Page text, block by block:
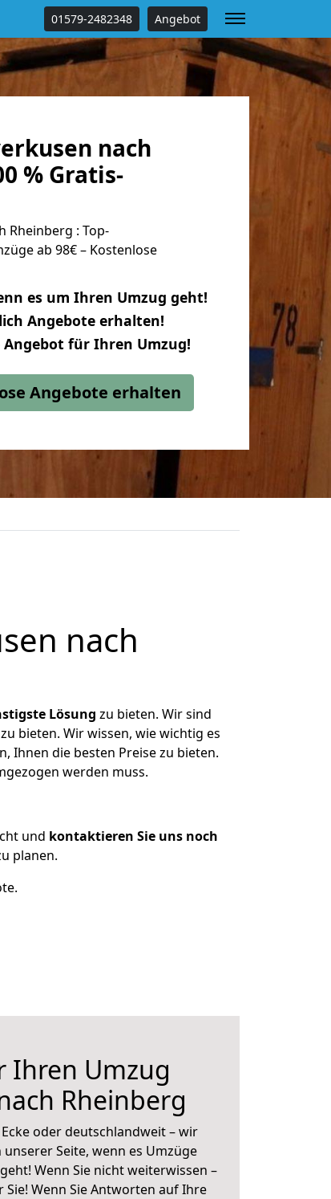
01579-2482348 Angebot
nach
% Gratis-
Rheinberg : Top-
ab 98€ – Kostenlose
es um Ihren Umzug geht!
Angebote erhalten!
Angebot für Ihren Umzug!
Angebote erhalten
nach
Lösung zu bieten. Wir sind
bieten. Wir wissen, wie wichtig es
Ihnen die besten Preise zu bieten.
werden muss.
und kontaktieren Sie uns noch
planen.
Ihren Umzug
Rheinberg
oder deutschlandweit – wir
unserer Seite, wenn es Umzüge
Wenn Sie nicht weiterwissen –
Wenn Sie Antworten auf Ihre